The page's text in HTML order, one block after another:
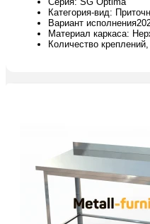
Категория-вид:
Вариант
Материал каркаса:
Количество